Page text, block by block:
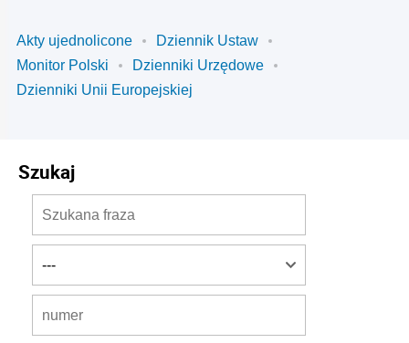
Akty ujednolicone
Dziennik Ustaw
Monitor Polski
Dzienniki Urzędowe
Dzienniki Unii Europejskiej
Szukaj